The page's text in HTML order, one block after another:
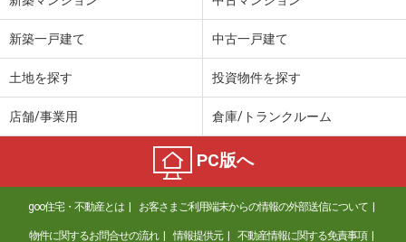
新築一戸建て 中古一戸建て
土地を探す 投資物件を探す
店舗/事業用 倉庫/トランクルーム
PC版へ
goo住宅・不動産とは お客さまご利用端末からの情報の外部送信について
物件に関するお問合せの流れ 情報提供元 不動産情報に関する免責事項